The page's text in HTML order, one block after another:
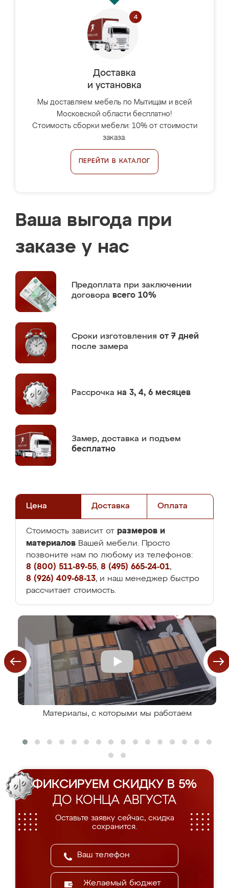
Доставка
и установка
Мы доставляем мебель по Мытищам и всей
Московской области бесплатно!
Стоимость сборки мебели: 10% от стоимости
заказа.
ПЕРЕЙТИ В КАТАЛОГ
Ваша выгода при
заказе у нас
Предоплата при заключении
договора всего 10%
Сроки изготовления от 7 дней
после замера
Рассрочка на 3, 4, 6 месяцев
Замер, доставка и подъем
бесплатно
Цена Доставка Оплата
Стоимость зависит от размеров и
материалов Вашей мебели. Просто
позвоните нам по любому из телефонов:
8 (800) 511-89-55, 8 (495) 665-24-01,
8 (926) 409-68-13, и наш менеджер быстро
рассчитает стоимость.
Материалы, с которыми мы работаем
ФИКСИРУЕМ СКИДКУ В 5%
ДО КОНЦА АВГУСТА
Оставьте заявку сейчас, скидка
сохранится.
Желаемый бюджет